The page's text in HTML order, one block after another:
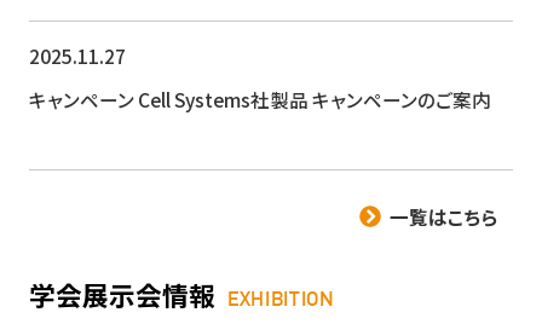
2025.11.27
キャンペーンCell Sy​​stems社製品 キャンペーンのご案内
一覧はこちら
学会展示会情報 EXHIBITION